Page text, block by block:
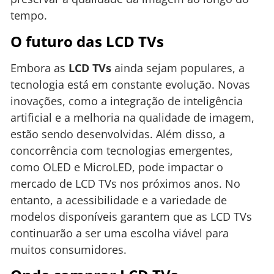
tempo.
O futuro das LCD TVs
Embora as LCD TVs ainda sejam populares, a
tecnologia está em constante evolução. Novas
inovações, como a integração de inteligência
artificial e a melhoria na qualidade de imagem,
estão sendo desenvolvidas. Além disso, a
concorrência com tecnologias emergentes,
como OLED e MicroLED, pode impactar o
mercado de LCD TVs nos próximos anos. No
entanto, a acessibilidade e a variedade de
modelos disponíveis garantem que as LCD TVs
continuarão a ser uma escolha viável para
muitos consumidores.